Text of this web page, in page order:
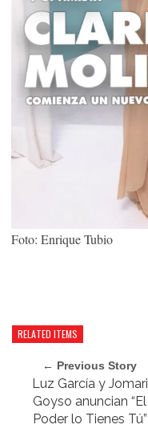
Foto: Enrique Tubio
RELATED ITEMS
← Previous Story
Luz García y Jomari
Goyso anuncian “El
Poder lo Tienes Tú”